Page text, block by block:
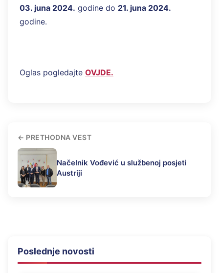
03. juna 2024. godine do 21. juna 2024.
godine.
Oglas pogledajte OVJDE.
PRETHODNA VEST
Načelnik Vođević u službenoj posjeti
Austriji
Poslednje novosti